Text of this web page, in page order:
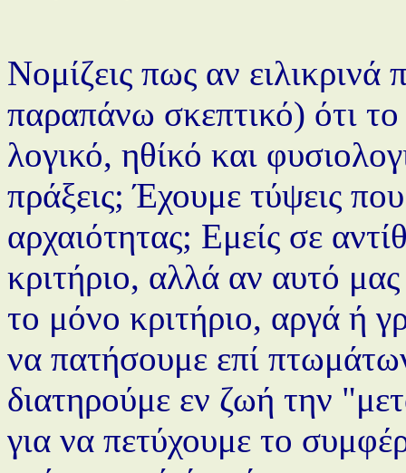
Νομίζεις πως αν ειλικρινά
παραπάνω σκεπτικό) ότι
λογικό, ηθίκό και
πράξεις; Έχουμε τύψεις
αρχαιότητας; Εμείς σε
κριτήριο, αλλά αν αυτό
το μόνο κριτήριο, αργά ή
να πατήσουμε επί
διατηρούμε εν ζωή την
για να πετύχουμε το